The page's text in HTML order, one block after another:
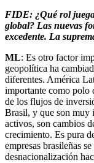
FIDE: ¿Qué rol juega
global? Las nuevas
excedente. La
ML: Es otro factor
geopolítica ha
diferentes. América
importante como polo
de los flujos de
Brasil, y que son muy
activos, son cambios
crecimiento. Es pura
empresas brasileñas
desnacionalización